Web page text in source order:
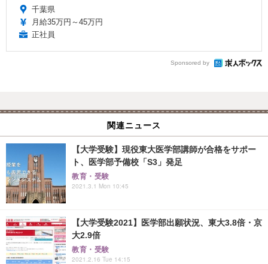
千葉県
月給35万円～45万円
正社員
Sponsored by
関連ニュース
【大学受験】現役東大医学部講師が合格をサポー
ト、医学部予備校「S3」発足
教育・受験
2021.3.1 Mon 10:45
【大学受験2021】医学部出願状況、東大3.8倍・京
大2.9倍
教育・受験
2021.2.16 Tue 14:15